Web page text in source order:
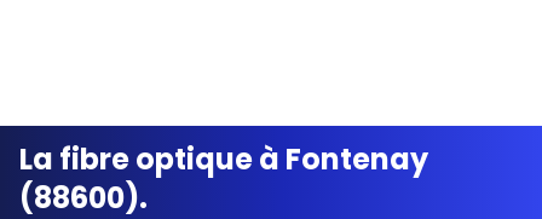
Streaming
La fibre optique à Fontenay
(88600).